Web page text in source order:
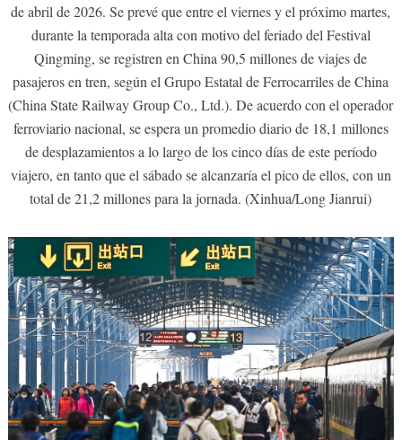
de abril de 2026. Se prevé que entre el viernes y el próximo martes,
durante la temporada alta con motivo del feriado del Festival
Qingming, se registren en China 90,5 millones de viajes de
pasajeros en tren, según el Grupo Estatal de Ferrocarriles de China
(China State Railway Group Co., Ltd.). De acuerdo con el operador
ferroviario nacional, se espera un promedio diario de 18,1 millones
de desplazamientos a lo largo de los cinco días de este período
viajero, en tanto que el sábado se alcanzaría el pico de ellos, con un
total de 21,2 millones para la jornada. (Xinhua/Long Jianrui)